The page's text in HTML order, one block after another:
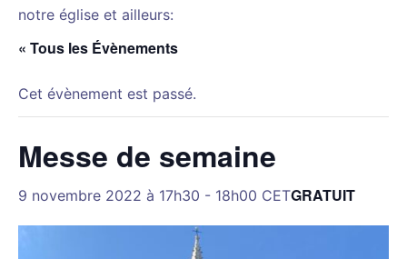
notre église et ailleurs:
« Tous les Évènements
Cet évènement est passé.
Messe de semaine
9 novembre 2022 à 17h30 - 18h00 CETGRATUIT